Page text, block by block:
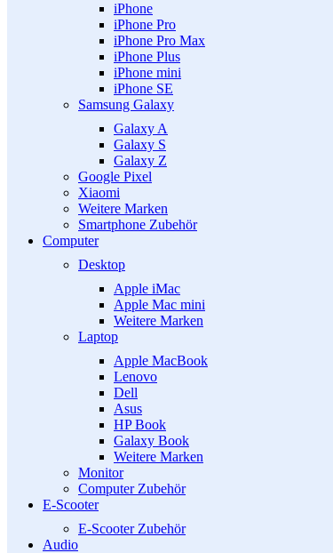
iPhone
iPhone Pro
iPhone Pro Max
iPhone Plus
iPhone mini
iPhone SE
Samsung Galaxy
Galaxy A
Galaxy S
Galaxy Z
Google Pixel
Xiaomi
Weitere Marken
Smartphone Zubehör
Computer
Desktop
Apple iMac
Apple Mac mini
Weitere Marken
Laptop
Apple MacBook
Lenovo
Dell
Asus
HP Book
Galaxy Book
Weitere Marken
Monitor
Computer Zubehör
E-Scooter
E-Scooter Zubehör
Audio